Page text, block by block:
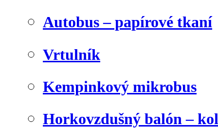
Autobus – papírové tkaní
Vrtulník
Kempinkový mikrobus
Horkovzdušný balón –